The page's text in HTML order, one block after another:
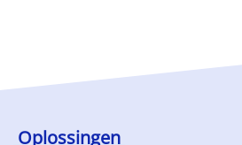
Oplossingen